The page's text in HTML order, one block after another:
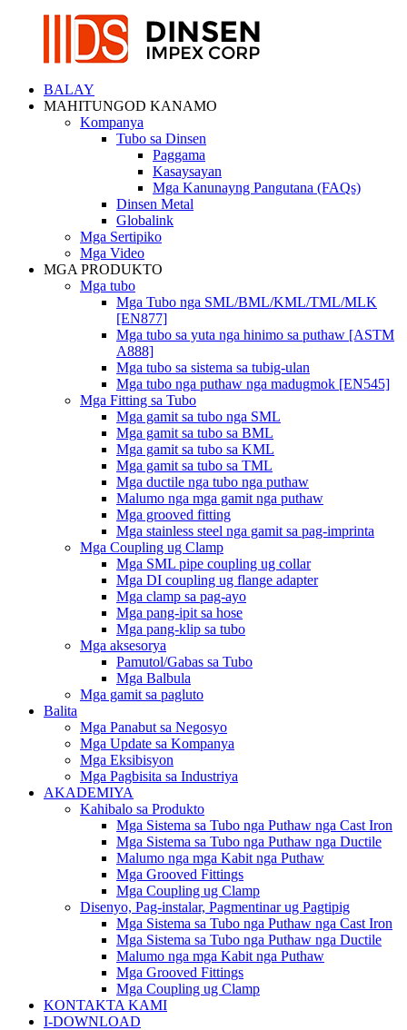
BALAY
MAHITUNGOD KANAMO
Kompanya
Tubo sa Dinsen
Paggama
Kasaysayan
Mga Kanunayng Pangutana (FAQs)
Dinsen Metal
Globalink
Mga Sertipiko
Mga Video
MGA PRODUKTO
Mga tubo
Mga Tubo nga SML/BML/KML/TML/MLK
[EN877]
Mga tubo sa yuta nga hinimo sa puthaw [ASTM
A888]
Mga tubo sa sistema sa tubig-ulan
Mga tubo nga puthaw nga madugmok [EN545]
Mga Fitting sa Tubo
Mga gamit sa tubo nga SML
Mga gamit sa tubo sa BML
Mga gamit sa tubo sa KML
Mga gamit sa tubo sa TML
Mga ductile nga tubo nga puthaw
Malumo nga mga gamit nga puthaw
Mga grooved fitting
Mga stainless steel nga gamit sa pag-imprinta
Mga Coupling ug Clamp
Mga SML pipe coupling ug collar
Mga DI coupling ug flange adapter
Mga clamp sa pag-ayo
Mga pang-ipit sa hose
Mga pang-klip sa tubo
Mga aksesorya
Pamutol/Gabas sa Tubo
Mga Balbula
Mga gamit sa pagluto
Balita
Mga Panabut sa Negosyo
Mga Update sa Kompanya
Mga Eksibisyon
Mga Pagbisita sa Industriya
AKADEMIYA
Kahibalo sa Produkto
Mga Sistema sa Tubo nga Puthaw nga Cast Iron
Mga Sistema sa Tubo nga Puthaw nga Ductile
Malumo nga mga Kabit nga Puthaw
Mga Grooved Fittings
Mga Coupling ug Clamp
Disenyo, Pag-instalar, Pagmentinar ug Pagtipig
Mga Sistema sa Tubo nga Puthaw nga Cast Iron
Mga Sistema sa Tubo nga Puthaw nga Ductile
Malumo nga mga Kabit nga Puthaw
Mga Grooved Fittings
Mga Coupling ug Clamp
KONTAKTA KAMI
I-DOWNLOAD